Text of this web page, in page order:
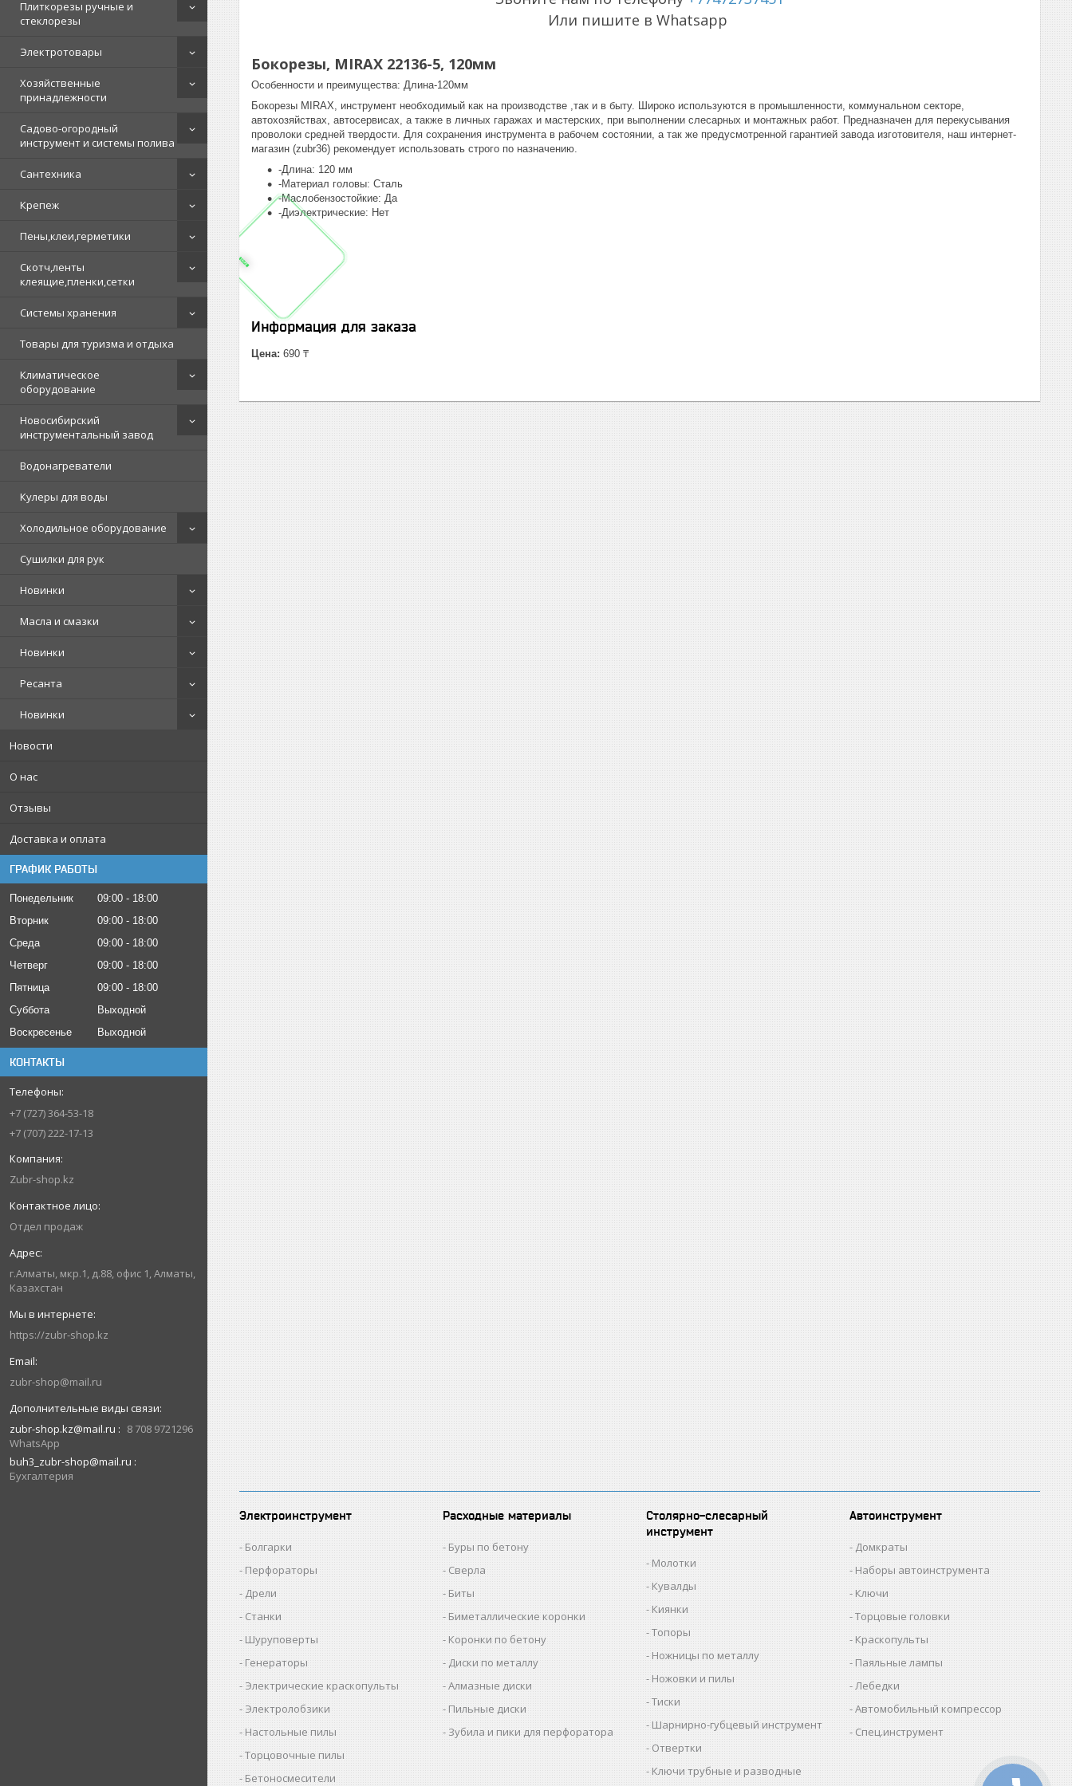
Плиткорезы ручные и
стеклорезы
Электротовары
Хозяйственные
принадлежности
Садово-огородный
инструмент и системы полива
Сантехника
Крепеж
Пены,клеи,герметики
Скотч,ленты
клеящие,пленки,сетки
Системы хранения
Товары для туризма и отдыха
Климатическое
оборудование
Новосибирский
инструментальный завод
Водонагреватели
Кулеры для воды
Холодильное оборудование
Сушилки для рук
Новинки
Масла и смазки
Новинки
Ресанта
Новинки
Новости
О нас
Отзывы
Доставка и оплата
ГРАФИК РАБОТЫ
Понедельник 09:00
18:00
Вторник
09:00
18:00
Среда
09:00
18:00
Четверг
09:00
18:00
Пятница
09:00
18:00
Суббота
Выходной
Воскресенье
Выходной
КОНТАКТЫ
+7 (727) 364-53-18
+7 (707) 222-17-13
Zubr-shop.kz
Отдел продаж
г.Алматы, мкр.1, д.88, офис 1, Алматы,
Казахстан
https://zubr-shop.kz
zubr-shop@mail.ru
zubr-shop.kz@mail.ru
8 708 9721296
WhatsApp
buh3_zubr-shop@mail.ru
Бухгалтерия
Или пишите в Whatsapp
Бокорезы, MIRAX 22136-5, 120мм
Особенности и преимущества: Длина-120мм
Бокорезы MIRAX, инструмент необходимый как на производстве ,так и в быту. Широко используются в промышленности, коммунальном секторе,
автохозяйствах, автосервисах, а также в личных гаражах и мастерских, при выполнении слесарных и монтажных работ. Предназначен для перекусывания
проволоки средней твердости. Для сохранения инструмента в рабочем состоянии, а так же предусмотренной гарантией завода изготовителя, наш интернет-
магазин (zubr36) рекомендует использовать строго по назначению.
-Длина: 120 мм
-Материал головы: Сталь
-Маслобензостойкие: Да
-Диэлектрические: Нет
Информация для заказа
Цена: 690 ₸
Электроинструмент
Болгарки
Перфораторы
Дрели
Станки
Шуруповерты
Генераторы
Электрические краскопульты
Электролобзики
Настольные пилы
Торцовочные пилы
Бетоносмесители
Расходные материалы
Буры по бетону
Сверла
Биты
Биметаллические коронки
Коронки по бетону
Диски по металлу
Алмазные диски
Пильные диски
Зубила и пики для перфоратора
Столярно-слесарный
инструмент
Молотки
Кувалды
Киянки
Топоры
Ножницы по металлу
Ножовки и пилы
Тиски
Шарнирно-губцевый инструмент
Отвертки
Ключи трубные и разводные
Автоинструмент
Домкраты
Наборы автоинструмента
Ключи
Торцовые головки
Краскопульты
Паяльные лампы
Лебедки
Автомобильный компрессор
Спец.инструмент